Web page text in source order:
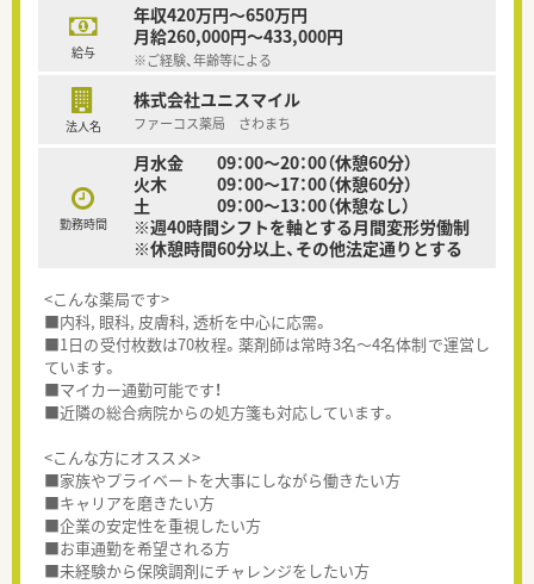
給与
年収420万円～650万円
月給260,000円～433,000円
※ご経験、年齢等による
法人名
株式会社ユニスマイル
ファーコス薬局 さわまち
勤務時間
月水金 09：00～20：00（休憩60分）
火木 09：00～17：00（休憩60分）
土 09：00～13：00（休憩なし）
※週40時間シフトを軸とする月間変形労働制
※休憩時間60分以上、その他法定通りとする
<こんな薬局です>
■内科, 眼科, 皮膚科, 透析を中心に応需。
■1日の受付枚数は70枚程。薬剤師は常時3名～4名体制で運営し
ています。
■マイカー通勤可能です！
■近隣の総合病院からの処方箋も対応しています。
<こんな方にオススメ>
■家族やプライベートを大事にしながら働きたい方
■キャリアを磨きたい方
■企業の安定性を重視したい方
■お車通勤を希望される方
■未経験から保険調剤にチャレンジをしたい方